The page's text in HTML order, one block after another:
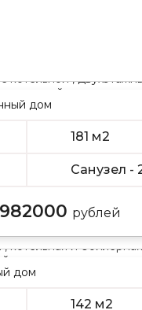
котельной ,
мансардой
дом
181 м2
Санузел -
рублей
котельная и
, двускатная крыша
дом
142 м2